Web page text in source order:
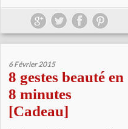
6 Février 2015
8 gestes beauté en
8 minutes
[Cadeau]